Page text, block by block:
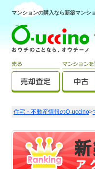
マンションの購入なら新築マンシ
住宅・不動産情報のO-uccino>